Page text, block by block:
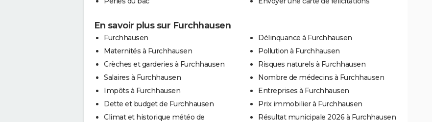
En savoir plus sur Furchhausen
Furchhausen
Maternités à Furchhausen
Crèches et garderies à Furchhausen
Salaires à Furchhausen
Impôts à Furchhausen
Dette et budget de Furchhausen
Climat et historique météo de
Délinquance à Furchhausen
Pollution à Furchhausen
Risques naturels à Furchhausen
Nombre de médecins à Furchhausen
Entreprises à Furchhausen
Prix immobilier à Furchhausen
Résultat municipale 2026 à Furchhausen